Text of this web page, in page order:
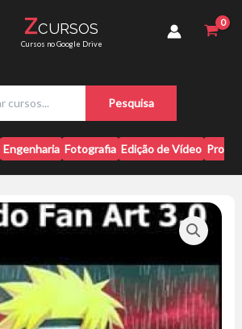
ZCURSOS
Cursos no Google Drive
s
q
u
i
a
r
Pesquisa
Engenharia Fotografia Edição de Vídeo